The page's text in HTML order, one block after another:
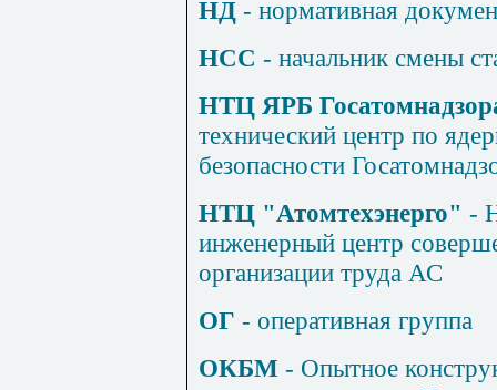
НД - нормативная
НСС - начальник смены
НТЦ ЯРБ
технический центр по
безопасности
НТЦ "Атомтехэнерго" -
инженерный центр
организации труда АС
ОГ - оперативная группа
ОКБМ - Опытное